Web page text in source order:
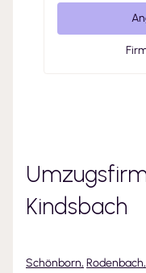
Kindsbach
Schönborn, Rodenbach,